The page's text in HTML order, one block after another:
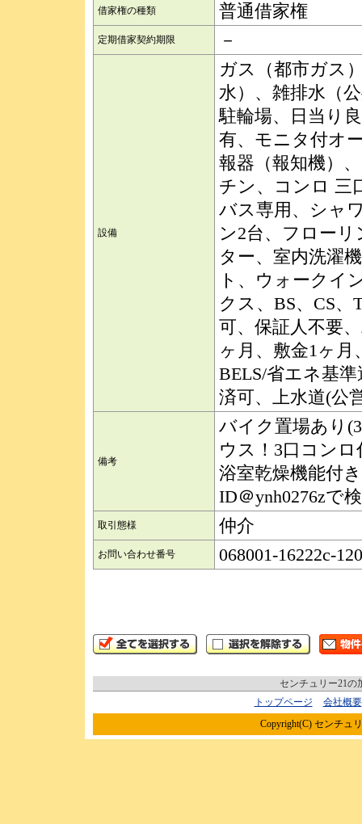
借家権の種類 普通借家権
定期借家契約期限 －
設備
ガス（都市ガス
水）、雑排水（
駐輪場、日当り
有、モニタ付オ
報器（報知機）
チン、コンロ 三
バス専用、シャ
ン2台、フロー
ター、室内洗濯
ト、ウォークイ
クス、BS、CS
可、保証人不要
ヶ月、敷金1ヶ
BELS/省エネ基
済可、上水道(公
備考
バイク置場あり
ウス！3口コン
浴室乾燥機能付
ID＠ynh0276zで
取引態様 仲介
お問い合わせ番号 068001-16222c-
センチュリー21の
トップページ
会社概要
Copyright(C) センチュ